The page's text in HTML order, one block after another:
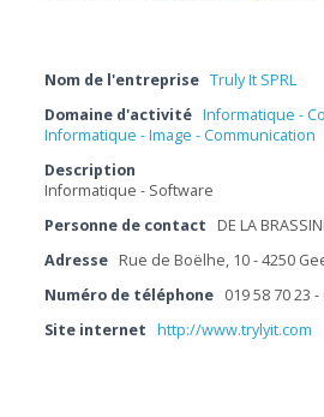
Nom de l'entreprise Truly It SPRL
Domaine d'activité Informatique -
Informatique - Image - Communication
Description
Informatique - Software
Personne de contact
DE LA
Adresse Rue de Boëlhe, 10 - 4250
Numéro de téléphone 019 58 70 23
Site internet http://www.trylyit.com